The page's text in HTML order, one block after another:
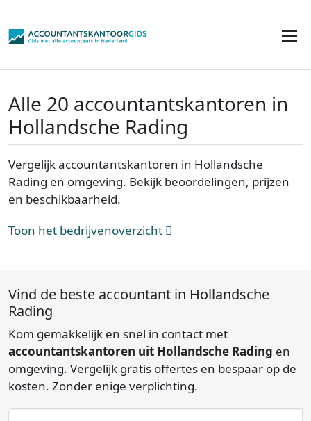
Alle 20 accountantskantoren in
Hollandsche Rading
Vergelijk accountantskantoren in Hollandsche
Rading en omgeving. Bekijk beoordelingen, prijzen
en beschikbaarheid.
Toon het bedrijvenoverzicht
Vind de beste accountant in Hollandsche
Rading
Kom gemakkelijk en snel in contact met
accountantskantoren uit Hollandsche Rading en
omgeving. Vergelijk gratis offertes en bespaar op de
kosten. Zonder enige verplichting.